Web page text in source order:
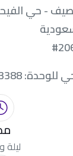
نصيف - حي
للوحدة:
ليلة